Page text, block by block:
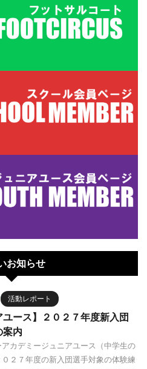
お知らせ
活動レポート
ユース】２０２７年度新入団
案内
カデミージュニアユース（中学生の
２７年度の新入団選手対象の体験練